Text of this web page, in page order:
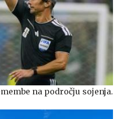
na področju sojenja.